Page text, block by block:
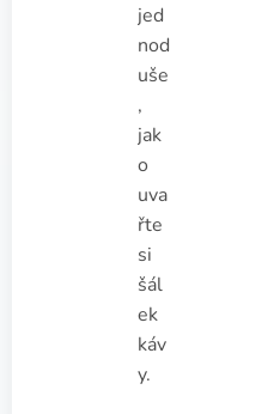
jed
nod
uše
,
jak
o
uva
řte
si
šál
ek
káv
y.